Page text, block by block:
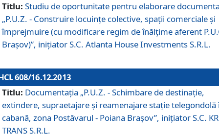
Titlu: Studiu de oportunitate pentru elaborare
„P.U.Z. - Construire locuinţe colective, spaţii comerciale şi
împrejmuire (cu modificare regim de înălţime aferent
Braşov)”, iniţiator S.C. Atlanta House Investments S.R.L.
608/16.12.2013
Titlu: Documentaţia „P.U.Z. - Schimbare de destinaţie,
extindere, supraetajare şi reamenajare staţie telegondolă
cabană, zona Postăvarul - Poiana Braşov”, iniţiator S.C.
TRANS S.R.L.